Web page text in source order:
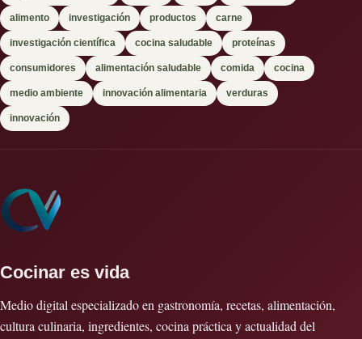
alimento investigación productos carne
investigación científica cocina saludable proteínas
consumidores alimentación saludable comida cocina
medio ambiente innovación alimentaria verduras
innovación
Cocinar es vida
Medio digital especializado en gastronomía, recetas, alimentación,
cultura culinaria, ingredientes, cocina práctica y actualidad del